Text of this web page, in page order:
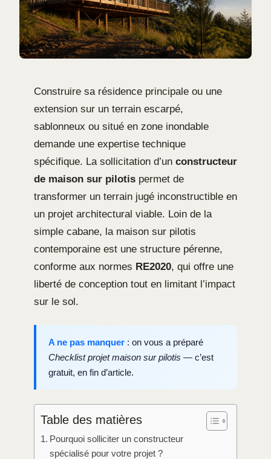
Construire sa résidence principale ou une
extension sur un terrain escarpé,
sablonneux ou situé en zone inondable
demande une expertise technique
spécifique. La sollicitation d’un constructeur
de maison sur pilotis permet de
transformer un terrain jugé inconstructible en
un projet architectural viable. Loin de la
simple cabane, la maison sur pilotis
contemporaine est une structure pérenne,
conforme aux normes RE2020, qui offre une
liberté de conception tout en limitant l’impact
sur le sol.
A ne pas manquer : on vous a préparé
Checklist projet maison sur pilotis — c’est
gratuit, en fin d’article.
Table des matières
Pourquoi solliciter un constructeur
spécialisé pour votre projet ?